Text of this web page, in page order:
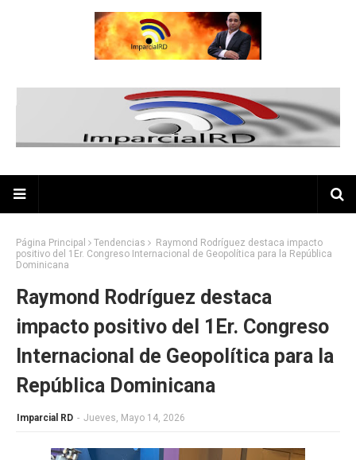
Página Principal Tendencias
Raymond Rodríguez destaca impacto
positivo del 1Er. Congreso Internacional de Geopolítica para la República
Dominicana
Raymond Rodríguez destaca
impacto positivo del 1Er. Congreso
Internacional de Geopolítica para la
República Dominicana
Imparcial RD - Jueves, Mayo 14, 2026